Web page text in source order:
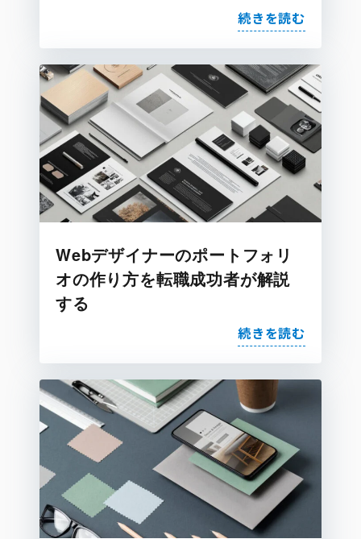
続きを読む
Webデザイナーのポートフォリ
オの作り方を転職成功者が解説
する
続きを読む